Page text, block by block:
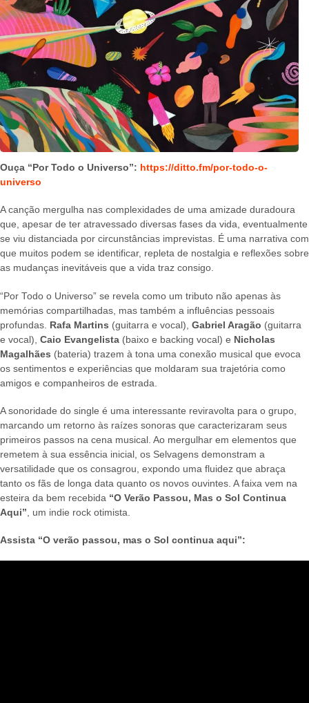
Ouça “Por Todo o Universo”: https://ditto.fm/por-todo-o-
universo
A canção mergulha nas complexidades de uma amizade duradoura
que, apesar de ter atravessado diversas fases da vida, eventualmente
se viu distanciada por circunstâncias imprevistas. É uma narrativa com
que muitos podem se identificar, repleta de nostalgia e reflexões sobre
as mudanças inevitáveis que a vida traz consigo.
“Por Todo o Universo” se revela como um tributo não apenas às
memórias compartilhadas, mas também a influências pessoais
profundas. Rafa Martins (guitarra e vocal), Gabriel Aragão (guitarra
e vocal), Caio Evangelista (baixo e backing vocal) e Nicholas
Magalhães (bateria) trazem à tona uma conexão musical que evoca
os sentimentos e experiências que moldaram sua trajetória como
amigos e companheiros de estrada.
A sonoridade do single é uma interessante reviravolta para o grupo,
marcando um retorno às raízes sonoras que caracterizaram seus
primeiros passos na cena musical. Ao mergulhar em elementos que
remetem à sua essência inicial, os Selvagens demonstram a
versatilidade que os consagrou, expondo uma fluidez que abraça
tanto os fãs de longa data quanto os novos ouvintes. A faixa vem na
esteira da bem recebida “O Verão Passou, Mas o Sol Continua
Aqui” , um indie rock otimista.
Assista “O verão passou, mas o Sol continua aqui”: